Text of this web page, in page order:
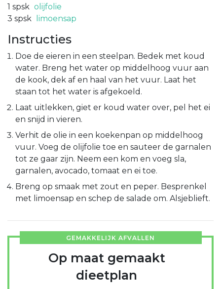
1 spsk olijfolie
3 spsk limoensap
Instructies
Doe de eieren in een steelpan. Bedek met koud
water. Breng het water op middelhoog vuur aan
de kook, dek af en haal van het vuur. Laat het
staan tot het water is afgekoeld.
Laat uitlekken, giet er koud water over, pel het ei
en snijd in vieren.
Verhit de olie in een koekenpan op middelhoog
vuur. Voeg de olijfolie toe en sauteer de garnalen
tot ze gaar zijn. Neem een kom en voeg sla,
garnalen, avocado, tomaat en ei toe.
Breng op smaak met zout en peper. Besprenkel
met limoensap en schep de salade om. Alsjeblieft.
GEMAKKELIJK AFVALLEN
Op maat gemaakt
dieetplan